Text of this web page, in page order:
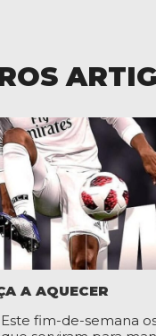
A AQUECER
Este fim-de-semana